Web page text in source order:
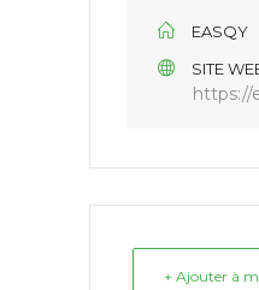
EASQY
SITE
https://
+ Ajouter à